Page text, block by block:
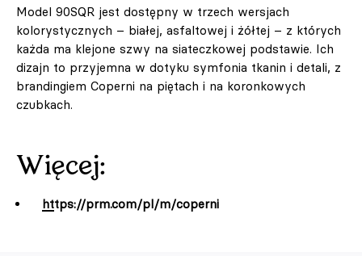
Model 90SQR jest dostępny w trzech wersjach
kolorystycznych – białej, asfaltowej i żółtej – z których
każda ma klejone szwy na siateczkowej podstawie. Ich
dizajn to przyjemna w dotyku symfonia tkanin i detali, z
brandingiem Coperni na piętach i na koronkowych
czubkach.
Więcej:
https://prm.com/pl/m/coperni